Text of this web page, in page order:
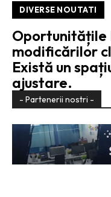
DIVERSE NOUTATI
Oportunitățile
modificărilor
Există un
ajustare.
- Partenerii nostri -